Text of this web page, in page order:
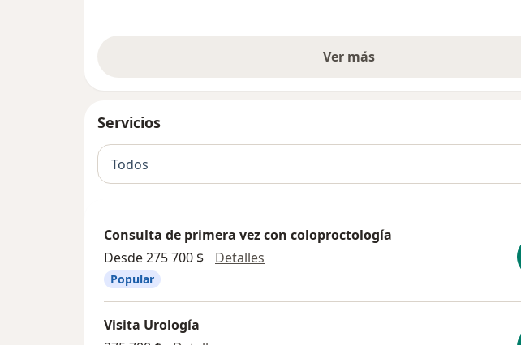
Ver más
Servicios
Todos
Consulta de primera vez con coloproctología
Desde 275 700 $
Detalles Consulta de primera vez con
Popular
Visita Urología